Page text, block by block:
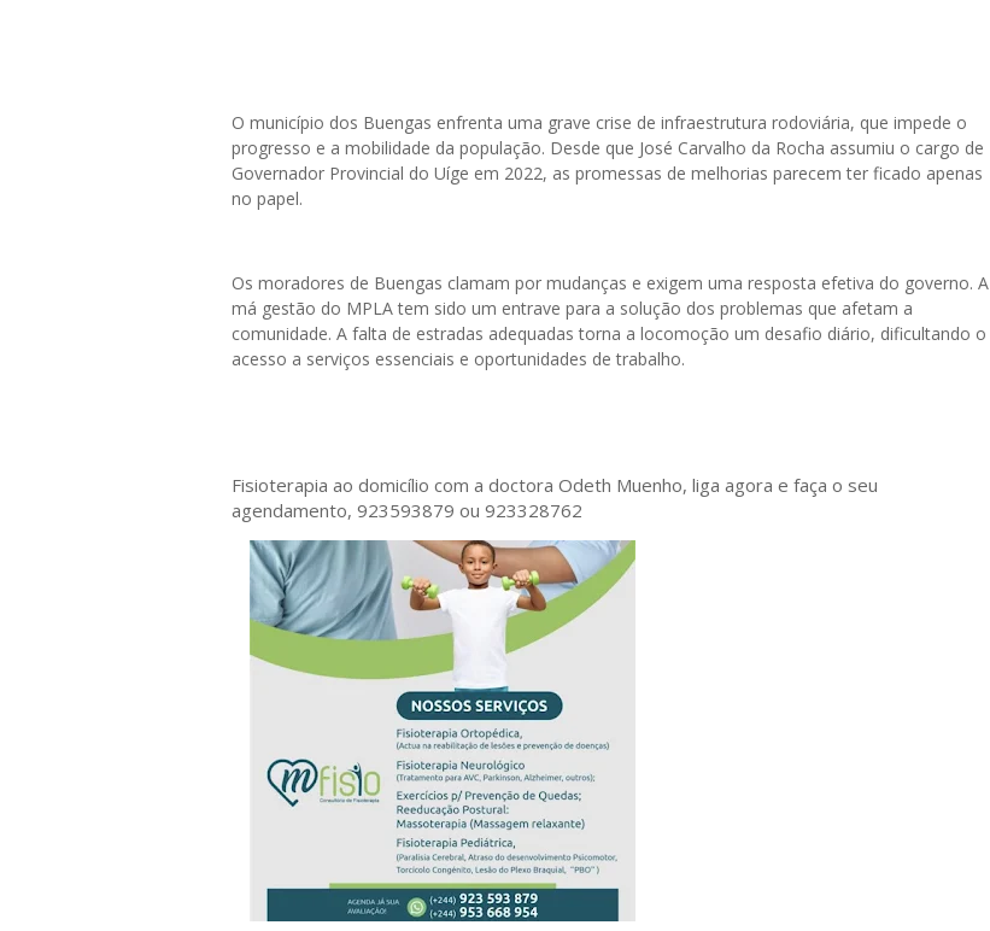
O município dos Buengas enfrenta uma grave crise de infraestrutura rodoviária, que impede o
progresso e a mobilidade da população. Desde que José Carvalho da Rocha assumiu o cargo de
Governador Provincial do Uíge em 2022, as promessas de melhorias parecem ter ficado apenas
no papel.
Os moradores de Buengas clamam por mudanças e exigem uma resposta efetiva do governo. A
má gestão do MPLA tem sido um entrave para a solução dos problemas que afetam a
comunidade. A falta de estradas adequadas torna a locomoção um desafio diário, dificultando o
acesso a serviços essenciais e oportunidades de trabalho.
Fisioterapia ao domicílio com a doctora Odeth Muenho, liga agora e faça o seu
agendamento, 923593879 ou 923328762